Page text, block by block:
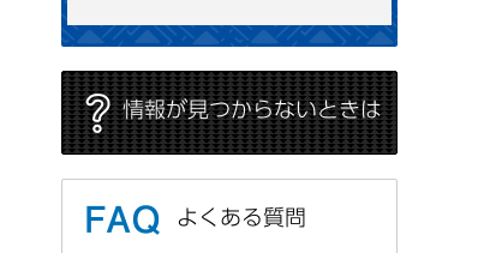
情報が見つからないときは
よくある質問